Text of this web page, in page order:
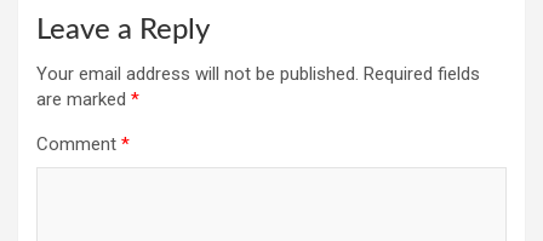
Leave a Reply
Your email address will not be published. Required fields
are marked *
Comment *